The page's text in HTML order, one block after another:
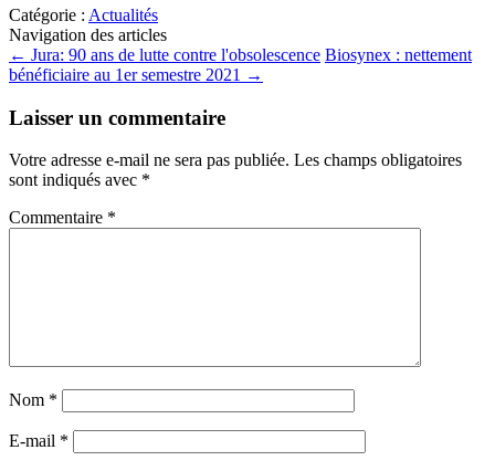
Catégorie : Actualités
Navigation des articles
← Jura: 90 ans de lutte contre l'obsolescence Biosynex : nettement
bénéficiaire au 1er semestre 2021 →
Laisser un commentaire
Votre adresse e-mail ne sera pas publiée. Les champs obligatoires
sont indiqués avec *
Commentaire *
Nom *
E-mail *